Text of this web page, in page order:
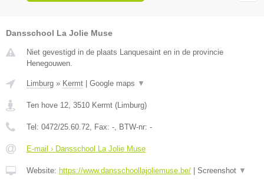
Dansschool La Jolie Muse
Niet gevestigd in de plaats Lanquesaint en in de provincie
Henegouwen.
Limburg » Kermt Google maps ▼
Ten hove 12 3510 Kermt ( Limburg)
Tel: 0472/25.60.72 , Fax: - , BTW-nr: -
E-mail › Dansschool La Jolie Muse
Website: https://www.dansschoollajoliemuse.be/ Screenshot ▼